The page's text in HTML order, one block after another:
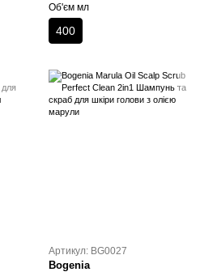
Об'єм мл
400
Артикул: BG0027
Bogenia